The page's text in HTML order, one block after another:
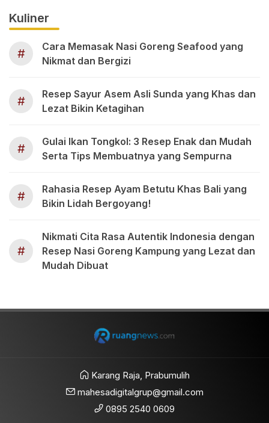
Kuliner
#
Cara Memasak Nasi Goreng Seafood yang
Nikmat dan Bergizi
#
Resep Sayur Asem Asli Sunda yang Khas dan
Lezat Bikin Ketagihan
#
Gulai Ikan Tongkol: 3 Resep Enak dan Mudah
Serta Tips Membuatnya yang Sempurna
#
Rahasia Resep Ayam Betutu Khas Bali yang
Bikin Lidah Bergoyang!
#
Nikmati Cita Rasa Autentik Indonesia dengan
Resep Nasi Goreng Kampung yang Lezat dan
Mudah Dibuat
Karang Raja, Prabumulih
mahesadigitalgrup@gmail.com
0895 2540 0609